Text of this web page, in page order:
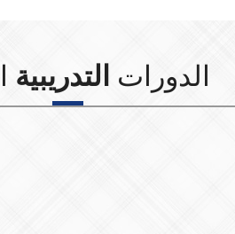
الدورات التدريبية